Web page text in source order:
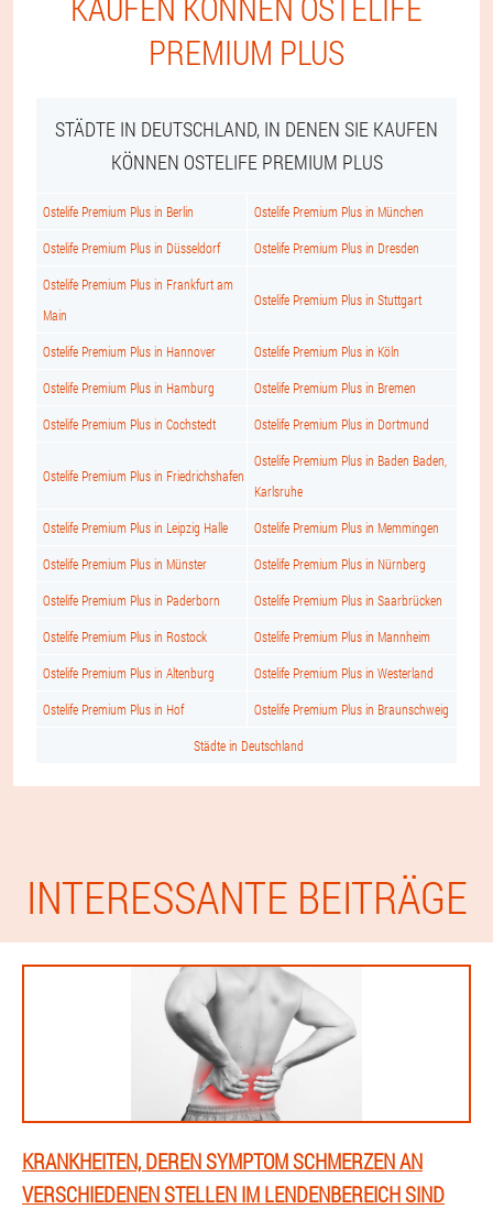
PREMIUM PLUS
STÄDTE IN DEUTSCHLAND, IN DENEN SIE KAUFEN
KÖNNEN OSTELIFE PREMIUM PLUS
Ostelife Premium Plus in Berlin Ostelife Premium Plus in München
Ostelife Premium Plus in Düsseldorf Ostelife Premium Plus in Dresden
Ostelife Premium Plus in Frankfurt am
Main
Ostelife Premium Plus in Stuttgart
Ostelife Premium Plus in Hannover Ostelife Premium Plus in Köln
Ostelife Premium Plus in Hamburg Ostelife Premium Plus in Bremen
Ostelife Premium Plus in Cochstedt Ostelife Premium Plus in Dortmund
Ostelife Premium Plus in Friedrichshafen
Ostelife Premium Plus in Baden Baden,
Karlsruhe
Ostelife Premium Plus in Leipzig Halle Ostelife Premium Plus in Memmingen
Ostelife Premium Plus in Münster Ostelife Premium Plus in Nürnberg
Ostelife Premium Plus in Paderborn Ostelife Premium Plus in Saarbrücken
Ostelife Premium Plus in Rostock Ostelife Premium Plus in Mannheim
Ostelife Premium Plus in Altenburg Ostelife Premium Plus in Westerland
Ostelife Premium Plus in Hof Ostelife Premium Plus in Braunschweig
Städte in Deutschland
INTERESSANTE BEITRÄGE
KRANKHEITEN, DEREN SYMPTOM SCHMERZEN AN
VERSCHIEDENEN STELLEN IM LENDENBEREICH SIND